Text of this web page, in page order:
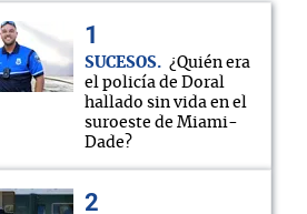
SUCESOS
¿Quién era
el policía de Doral
hallado sin vida en el
suroeste de Miami-
Dade?